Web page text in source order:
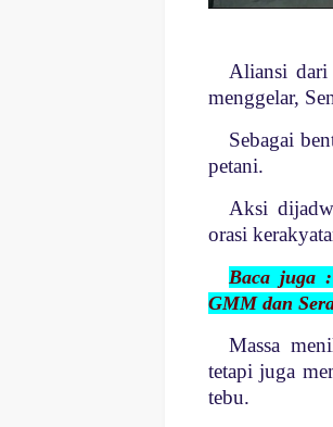
Aliansi dari
menggelar,
Sebagai
petani.
Aksi
orasi
Baca juga
GMM dan
Massa
tetapi juga
tebu.